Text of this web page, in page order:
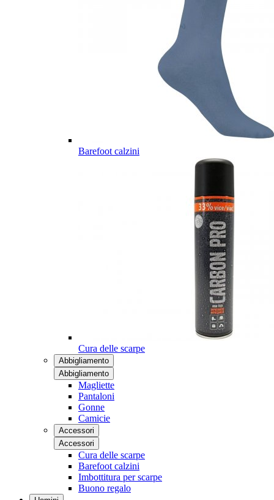
Barefoot calzini
Cura delle scarpe
Abbigliamento
Abbigliamento
Magliette
Pantaloni
Gonne
Camicie
Accessori
Accessori
Cura delle scarpe
Barefoot calzini
Imbottitura per scarpe
Buono regalo